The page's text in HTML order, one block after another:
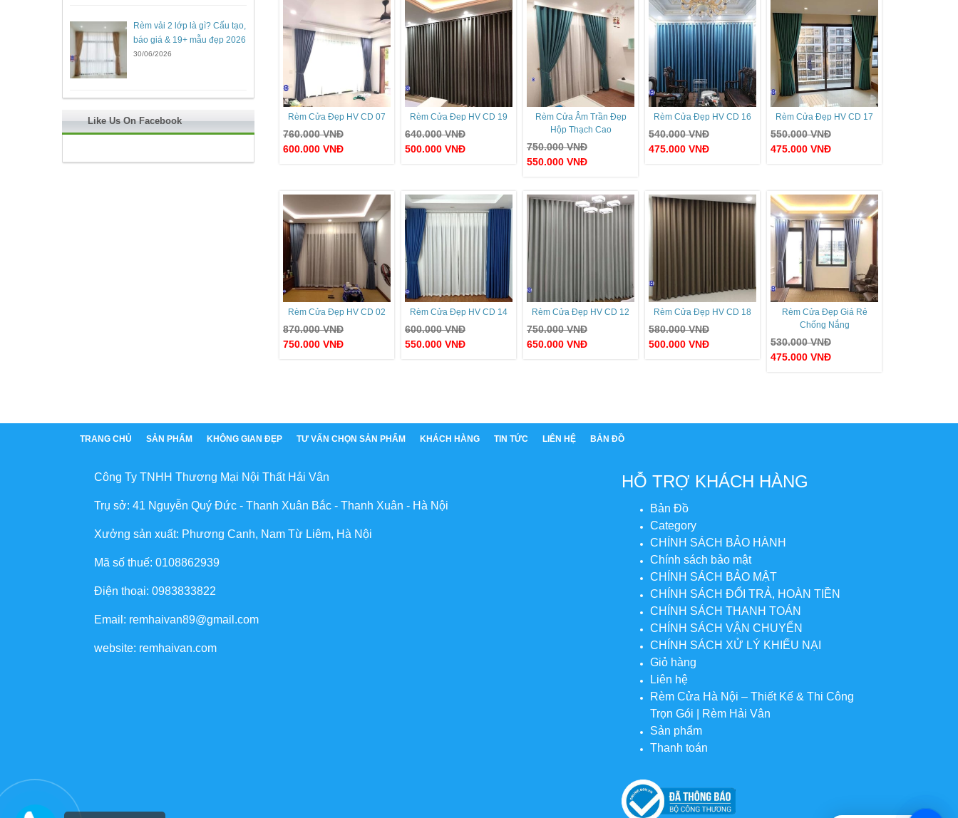
Rèm Cửa Đẹp HV CD 07
760.000VNĐ
600.000 VNĐ
Rèm Cửa Đep HV CD 19
640.000VNĐ
500.000 VNĐ
Rèm Cửa Âm Trần Đẹp
Hộp Thạch Cao
750.000VNĐ
550.000 VNĐ
Rèm Cửa Đẹp HV CD 16
540.000VNĐ
475.000 VNĐ
Rèm Cửa Đẹp HV CD 17
550.000VNĐ
475.000 VNĐ
Rèm Cửa Đẹp HV CD 02
870.000VNĐ
750.000 VNĐ
Rèm Cửa Đẹp HV CD 14
600.000VNĐ
550.000 VNĐ
Rèm Cửa Đẹp HV CD 12
750.000VNĐ
650.000 VNĐ
Rèm Cửa Đẹp HV CD 18
580.000VNĐ
500.000 VNĐ
Rèm Cửa Đẹp Giá Rẻ
Chống Nắng
530.000VNĐ
475.000 VNĐ
Rèm vải 2 lớp là gì? Cấu tạo,
báo giá & 19+ mẫu đẹp 2026
30/06/2026
Like Us On Facebook
TRANG CHỦ SẢN PHẨM KHÔNG GIAN ĐẸP TƯ VẤN CHỌN SẢN PHẨM KHÁCH HÀNG TIN TỨC LIÊN HỆ BẢN ĐỒ
Công Ty TNHH Thương Mại Nội Thất Hải Vân
Trụ sở: 41 Nguyễn Quý Đức - Thanh Xuân Bắc - Thanh Xuân - Hà Nội
Xưởng sản xuất: Phương Canh, Nam Từ Liêm, Hà Nội
Mã số thuế: 0108862939
Điện thoại: 0983833822
Email: remhaivan89@gmail.com
website: remhaivan.com
HỖ TRỢ KHÁCH HÀNG
Bản Đồ
Category
CHÍNH SÁCH BẢO HÀNH
Chính sách bảo mật
CHÍNH SÁCH BẢO MẬT
CHÍNH SÁCH ĐỔI TRẢ, HOÀN TIỀN
CHÍNH SÁCH THANH TOÁN
CHÍNH SÁCH VẬN CHUYỂN
CHÍNH SÁCH XỬ LÝ KHIẾU NẠI
Giỏ hàng
Liên hệ
Rèm Cửa Hà Nội – Thiết Kế & Thi Công
Trọn Gói | Rèm Hải Vân
Sản phẩm
Thanh toán